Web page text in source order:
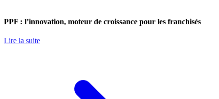
PPF : l’innovation, moteur de croissance pour les franchisés
Lire la suite